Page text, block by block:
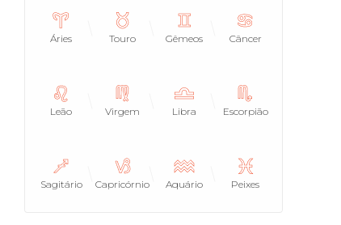
Áries Touro Gêmeos Câncer
Leão Virgem Libra Escorpião
Sagitário Capricórnio Aquário Peixes